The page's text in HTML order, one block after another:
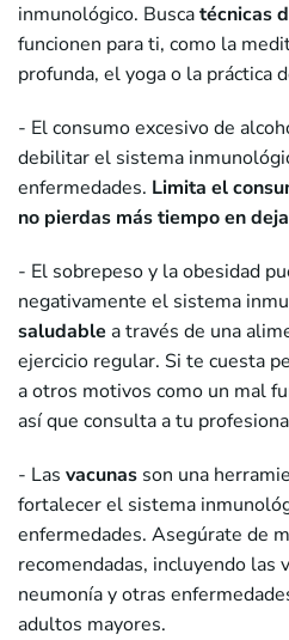
inmunológico. Buscatécnicas
funcionen para ti, como la
profunda, el yoga o la práctica
- El consumo excesivo de
debilitar el sistema
enfermedades. Limita el
no pierdas más tiempo en
- El sobrepeso y la obesidad
negativamente el sistema
saludable a través de una
ejercicio regular. Si te cuesta
a otros motivos como un mal
así que consulta a tu
- Las vacunas son una
fortalecer el sistema
enfermedades. Asegúrate de
recomendadas, incluyendo las
neumonía y otras
adultos mayores.